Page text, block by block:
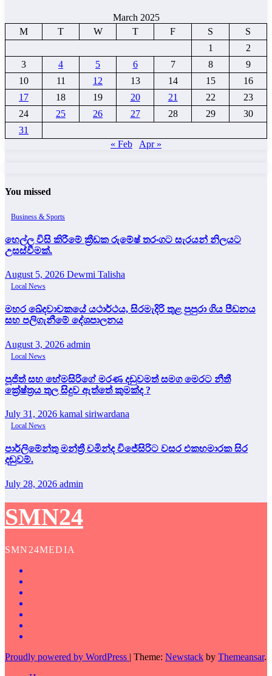
March 2025
M
T W T F S
S
1
2
3
4 5 6 7 8
9
10
11 12 13 14 15
16
17
18 19 20 21 22
23
24
25 26 27 28 29
30
31
« Feb
Apr »
You missed
Business & Sports
හෙල්ල විසි කිරීමේ ක්‍රීඩක රුමේෂ් තරංගට සැරයන් නිලයට
උසස්වීමක්.
August 5, 2026 Dewmi Talisha
Local News
මහර ඛේදවාචකයේ යථාර්ථය, සිරමැදිරි තුළ පුපුරා ගිය පීඩනය
සහ පලිගැනීමේ දේශපාලනය
August 3, 2026 admin
Local News
පූජිත් සහ හේමසිරිගේ මරණ දඩුවමත් සමග මෙරට නීතී
ක්‍රේෂ්ත්‍රය තුල සිදුව ඇත්තේ කුමක්ද ?
July 31, 2026 kamal siriwardana
Local News
පාර්ලිමේන්තු මන්ත්‍රී චමින්ද විජේසිරිට වසර එකහමාරක සිර
දඬුවම්.
July 28, 2026 admin
SMN24
SMN24MEDIA
Proudly powered by WordPress | Theme: Newstack by Themeansar.